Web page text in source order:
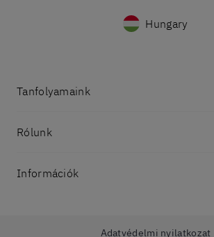
Hungary
Tanfolyamaink
Rólunk
Információk
Adatvédelmi nyilatkozat